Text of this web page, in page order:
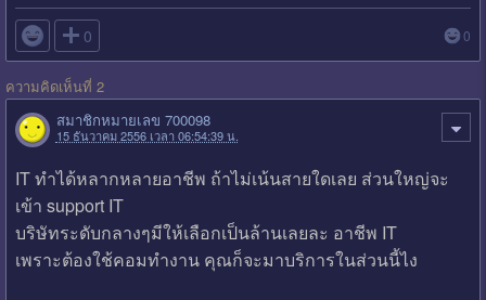
 0 0
ความคิดเห็นที่ 2
สมาชิกหมายเลข 700098
15 ธันวาคม 2556 เวลา 06:54:39 น.
IT ทำได้หลากหลายอาชีพ ถ้าไม่เน้นสายใดเลย ส่วนใหญ่จะ
เข้า support IT
บริษัทระดับกลางๆมีให้เลือกเป็นล้านเลยละ อาชีพ IT
เพราะต้องใช้คอมทำงาน คุณก็จะมาบริการในส่วนนี้ไง